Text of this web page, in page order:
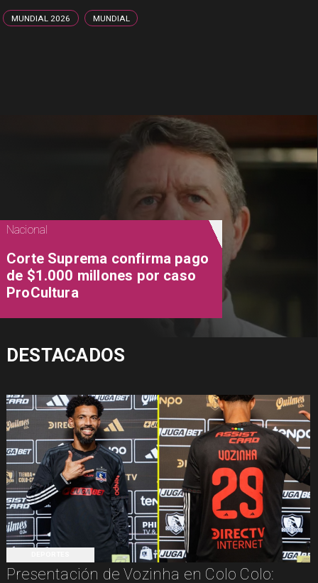
MUNDIAL 2026 MUNDIAL
Presentación de Vozinha en Colo Colo:
Nacional
Corte Suprema confirma pago
de $1.000 millones por caso
ProCultura
DESTACADOS